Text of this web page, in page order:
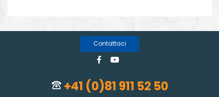
Contattaci
+41 (0)81 911 52 50